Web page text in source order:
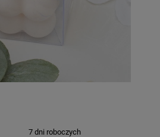
7 dni roboczych